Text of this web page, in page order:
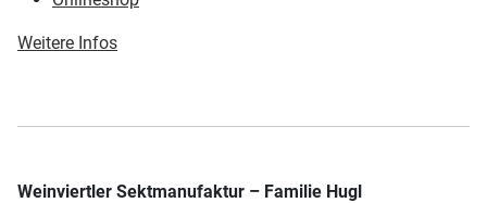
Weitere Infos
Weinviertler Sektmanufaktur – Familie Hugl